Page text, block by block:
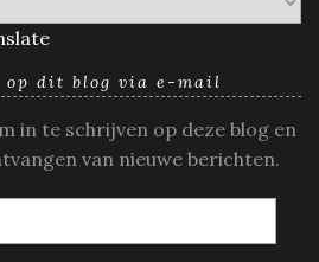
op dit blog via e-mail
in te schrijven op deze blog en
van nieuwe berichten.